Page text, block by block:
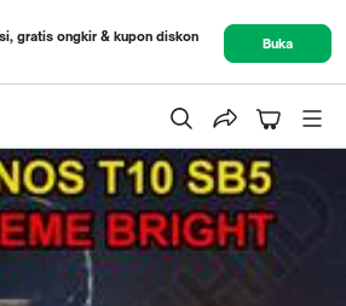
gratis ongkir & kupon diskon
Buka